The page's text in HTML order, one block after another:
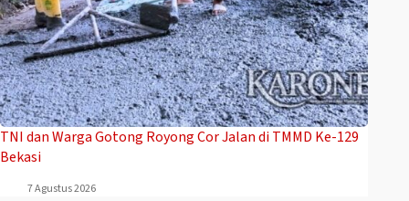
TNI dan Warga Gotong Royong Cor Jalan di TMMD Ke-129
Bekasi
7 Agustus 2026